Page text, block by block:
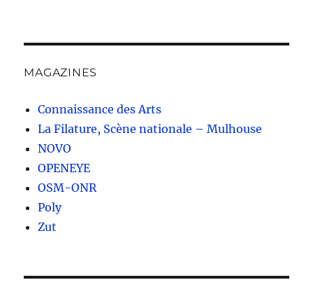
MAGAZINES
Connaissance des Arts
La Filature, Scène nationale – Mulhouse
NOVO
OPENEYE
OSM-ONR
Poly
Zut